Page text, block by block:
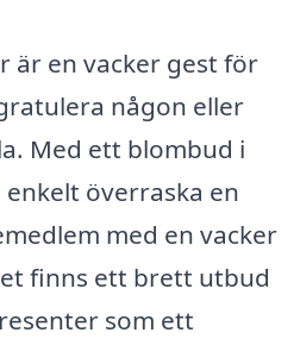
är en vacker gest för
någon eller
Med ett blombud i
överraska en
med en vacker
finns ett brett utbud
som ett